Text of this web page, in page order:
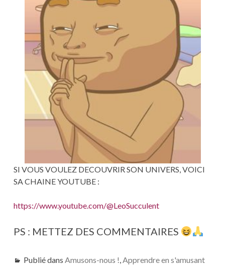
SI VOUS VOULEZ DECOUVRIR SON UNIVERS, VOICI
SA CHAINE YOUTUBE :
https://www.youtube.com/@LeoSucculent
PS : METTEZ DES COMMENTAIRES
Publié dans Amusons-nous !,Apprendre en s'amusant